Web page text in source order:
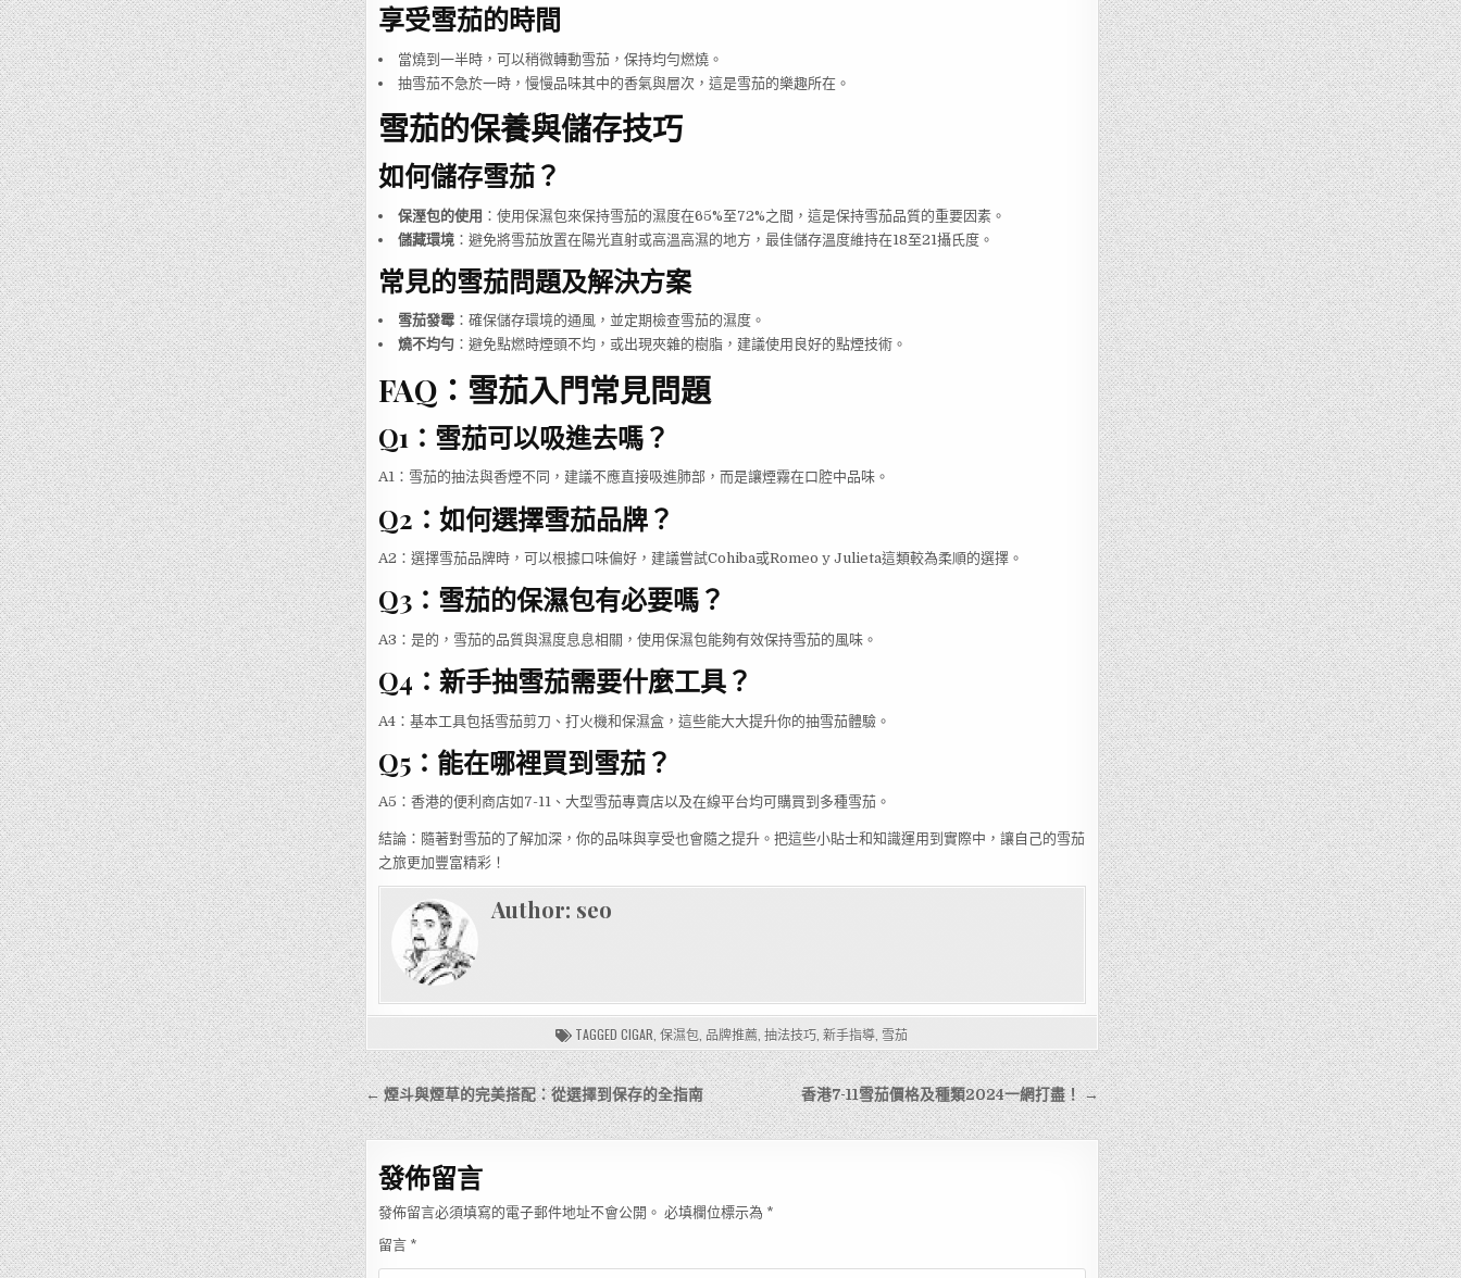
享受雪茄的時間
當燒到一半時，可以稍微轉動雪茄，保持均勻燃燒。
抽雪茄不急於一時，慢慢品味其中的香氣與層次，這是雪茄的樂趣所在。
雪茄的保養與儲存技巧
如何儲存雪茄？
保溼包的使用 ：使用保濕包來保持雪茄的濕度在65%至72%之間，這是保持雪茄品質的重要因素。
儲藏環境：避免將雪茄放置在陽光直射或高溫高濕的地方，最佳儲存溫度維持在18至21攝氏度。
常見的雪茄問題及解決方案
雪茄發霉：確保儲存環境的通風，並定期檢查雪茄的濕度。
燒不均勻：避免點燃時煙頭不均，或出現夾雜的樹脂，建議使用良好的點煙技術。
FAQ：雪茄入門常見問題
Q1：雪茄可以吸進去嗎？
A1：雪茄的抽法與香煙不同，建議不應直接吸進肺部，而是讓煙霧在口腔中品味。
Q2：如何選擇雪茄品牌？
A2：選擇雪茄品牌時，可以根據口味偏好，建議嘗試Cohiba或Romeo y Julieta這類較為柔順的選擇。
Q3：雪茄的保濕包有必要嗎？
A3：是的，雪茄的品質與濕度息息相關，使用保濕包能夠有效保持雪茄的風味。
Q4：新手抽雪茄需要什麼工具？
A4：基本工具包括雪茄剪刀、打火機和保濕盒，這些能大大提升你的抽雪茄體驗。
Q5：能在哪裡買到雪茄？
A5：香港的便利商店如7-11、大型雪茄專賣店以及在線平台均可購買到多種雪茄。
結論：隨著對雪茄的了解加深，你的品味與享受也會隨之提升。把這些小貼士和知識運用到實際中，讓自己的雪茄
之旅更加豐富精彩！
Author: seo
TAGGEDCIGAR,保濕包, 品牌推薦,抽法技巧,新手指導, 雪茄
文
章
導
覽
香港7-11雪茄價格及種類2024一網打盡！ →
← 煙斗與煙草的完美搭配：從選擇到保存的全指南
發佈留言
發佈留言必須填寫的電子郵件地址不會公開。 必填欄位標示為 *
留言 *